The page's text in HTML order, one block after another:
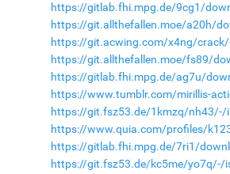
https://gitlab.fhi.mpg.de/9cg1/
https://git.allthefallen.moe/a20h/
https://git.acwing.com/x4ng/
https://git.allthefallen.moe/fs89/
https://gitlab.fhi.mpg.de/ag7u/
https://www.tumblr.com/mirillis-
https://git.fsz53.de/1kmzq/nh43/-/
https://www.quia.com/profiles/
https://gitlab.fhi.mpg.de/7ri1/
https://git.fsz53.de/kc5me/yo7q/-/